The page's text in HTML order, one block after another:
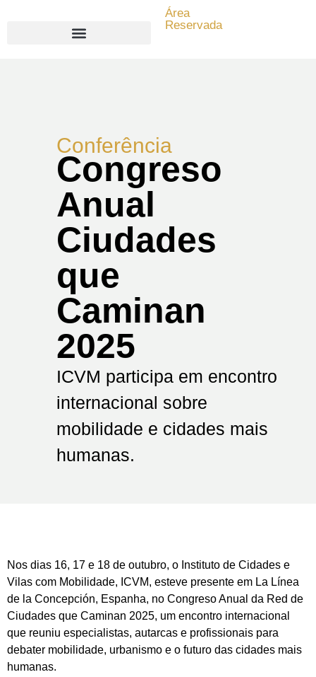
Área
Reservada
Conferência
Congreso
Anual
Ciudades
que
Caminan
2025
ICVM participa em encontro
internacional sobre
mobilidade e cidades mais
humanas.
Nos dias 16, 17 e 18 de outubro, o Instituto de Cidades e
Vilas com Mobilidade, ICVM, esteve presente em La Línea
de la Concepción, Espanha, no Congreso Anual da Red de
Ciudades que Caminan 2025, um encontro internacional
que reuniu especialistas, autarcas e profissionais para
debater mobilidade, urbanismo e o futuro das cidades mais
humanas.